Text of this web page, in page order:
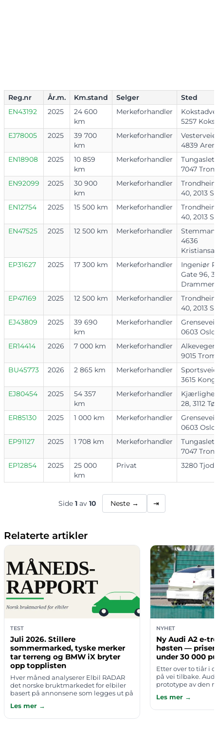
Reg.nr År.m. Km.stand Selger
Sted
EN43192
2025
24 600
km
Merkeforhandler
5257
EJ78005
2025
39 700
km
Merkeforhandler
4839
EN18908
2025
10 859
km
Merkeforhandler
7047
EN92099
2025
30 900
km
Merkeforhandler
40, 2013
EN12754
2025 15 500 km Merkeforhandler
40, 2013
EN47525
2025 12 500 km Merkeforhandler
4636
EP31627
2025 17 300 km Merkeforhandler
Ingeniør
Gate 96,
Drammen
EP47169
2025 12 500 km Merkeforhandler
40, 2013
EJ43809
2025
39 690
km
Merkeforhandler
0603 Oslo
ER14414
2026 7 000 km Merkeforhandler
Alkevegen
9015
BU45773
2026 2 865 km Merkeforhandler
3615
EJ80454
2025
54 357
km
Merkeforhandler
28, 3112
ER85130
2025 1 000 km Merkeforhandler
0603 Oslo
EP91127
2025 1 708 km Merkeforhandler
7047
EP12854
2025
25 000
km
Privat 3280
Side 1 av 10 Neste → ⇥
Relaterte artikler
TEST
Juli 2026. Stillere
sommermarked, tyske merker
tar terreng og BMW iX bryter
opp topplisten
Hver måned analyserer Elbil RADAR
det norske bruktmarkedet for elbiler
basert på annonsene som legges ut på
med færre biler til salgs enn i j…
Les mer →
NYHET
Ny Audi A2 e-
høsten —
under 30 000
Etter over to tiår i
på vei tilbake.
prototype av den
avslører en
Les mer →